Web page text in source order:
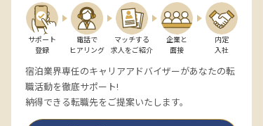
サポート
登録
電話で
ヒアリング
マッチする
求人をご紹介
企業と
面接
内定
入社
宿泊業界専任のキャリアアドバイザーがあなたの転
職活動を徹底サポート!
納得できる転職先をご提案いたします。